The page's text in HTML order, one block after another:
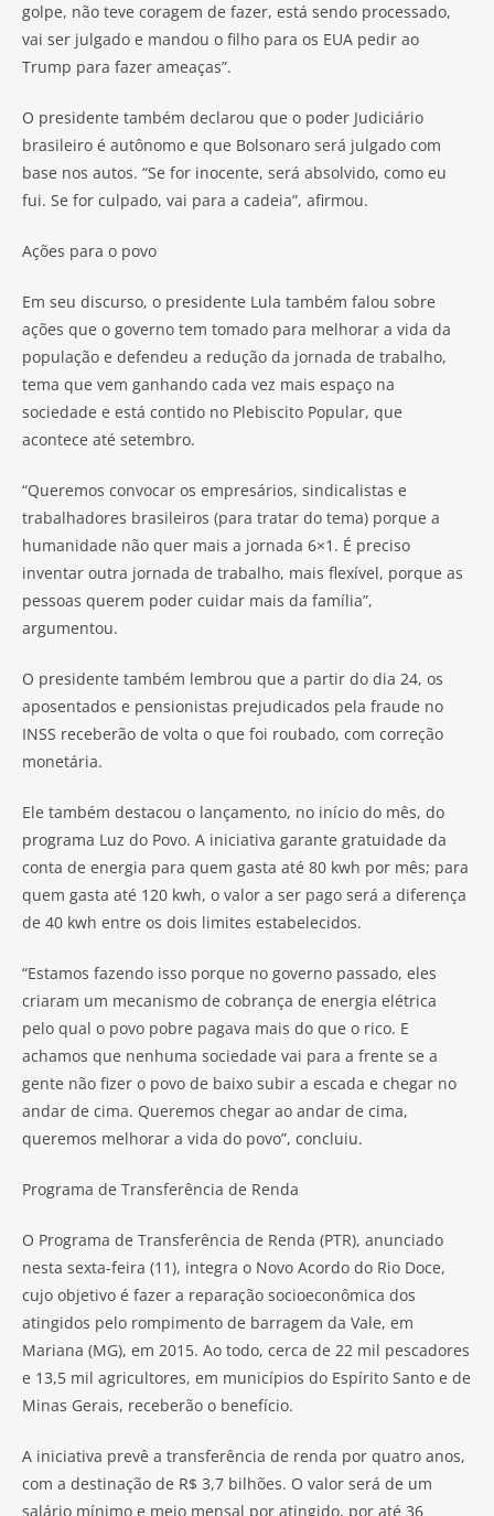
golpe, não teve coragem de fazer, está sendo processado,
vai ser julgado e mandou o filho para os EUA pedir ao
Trump para fazer ameaças”.
O presidente também declarou que o poder Judiciário
brasileiro é autônomo e que Bolsonaro será julgado com
base nos autos. “Se for inocente, será absolvido, como eu
fui. Se for culpado, vai para a cadeia”, afirmou.
Ações para o povo
Em seu discurso, o presidente Lula também falou sobre
ações que o governo tem tomado para melhorar a vida da
população e defendeu a redução da jornada de trabalho,
tema que vem ganhando cada vez mais espaço na
sociedade e está contido no Plebiscito Popular, que
acontece até setembro.
“Queremos convocar os empresários, sindicalistas e
trabalhadores brasileiros (para tratar do tema) porque a
humanidade não quer mais a jornada 6×1. É preciso
inventar outra jornada de trabalho, mais flexível, porque as
pessoas querem poder cuidar mais da família”,
argumentou.
O presidente também lembrou que a partir do dia 24, os
aposentados e pensionistas prejudicados pela fraude no
INSS receberão de volta o que foi roubado, com correção
monetária.
Ele também destacou o lançamento, no início do mês, do
programa Luz do Povo. A iniciativa garante gratuidade da
conta de energia para quem gasta até 80 kwh por mês; para
quem gasta até 120 kwh, o valor a ser pago será a diferença
de 40 kwh entre os dois limites estabelecidos.
“Estamos fazendo isso porque no governo passado, eles
criaram um mecanismo de cobrança de energia elétrica
pelo qual o povo pobre pagava mais do que o rico. E
achamos que nenhuma sociedade vai para a frente se a
gente não fizer o povo de baixo subir a escada e chegar no
andar de cima. Queremos chegar ao andar de cima,
queremos melhorar a vida do povo”, concluiu.
Programa de Transferência de Renda
O Programa de Transferência de Renda (PTR), anunciado
nesta sexta-feira (11), integra o Novo Acordo do Rio Doce,
cujo objetivo é fazer a reparação socioeconômica dos
atingidos pelo rompimento de barragem da Vale, em
Mariana (MG), em 2015. Ao todo, cerca de 22 mil pescadores
e 13,5 mil agricultores, em municípios do Espírito Santo e de
Minas Gerais, receberão o benefício.
A iniciativa prevê a transferência de renda por quatro anos,
com a destinação de R$ 3,7 bilhões. O valor será de um
salário mínimo e meio mensal por atingido, por até 36